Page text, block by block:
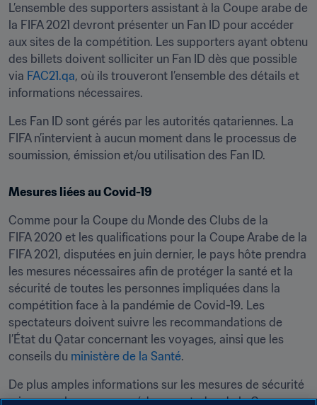
L’ensemble des supporters assistant à la Coupe arabe de
la FIFA 2021 devront présenter un Fan ID pour accéder
aux sites de la compétition. Les supporters ayant obtenu
des billets doivent solliciter un Fan ID dès que possible
via FAC21.qa, où ils trouveront l’ensemble des détails et
informations nécessaires.
Les Fan ID sont gérés par les autorités qatariennes. La
FIFA n’intervient à aucun moment dans le processus de
soumission, émission et/ou utilisation des Fan ID.
Mesures liées au Covid-19
Comme pour la Coupe du Monde des Clubs de la
FIFA 2020 et les qualifications pour la Coupe Arabe de la
FIFA 2021, disputées en juin dernier, le pays hôte prendra
les mesures nécessaires afin de protéger la santé et la
sécurité de toutes les personnes impliquées dans la
compétition face à la pandémie de Covid-19. Les
spectateurs doivent suivre les recommandations de
l’État du Qatar concernant les voyages, ainsi que les
conseils du ministère de la Santé.
De plus amples informations sur les mesures de sécurité
mises en place pour accéder aux stades de la Coupe